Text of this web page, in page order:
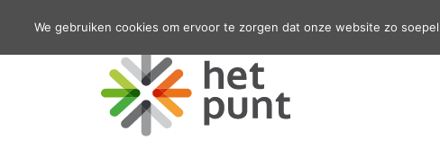
We gebruiken cookies om ervoor te zorgen dat onze website zo